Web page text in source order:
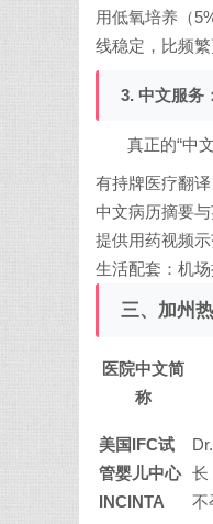
用低氧培养（
线稳定，比频繁
3. 中文服务
真正的“中
有持牌医疗翻
中文病历摘要
提供用药视频
生活配套：机场
三、加州
医院中文简
称
美国IFC试
管婴儿中心
INCINTA
长
不